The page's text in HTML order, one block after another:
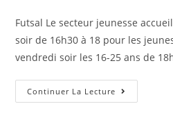
Futsal Le secteur jeunesse
soir de 16h30 à 18 pour les
vendredi soir les 16-25 ans de
Continuer La Lecture Futsal